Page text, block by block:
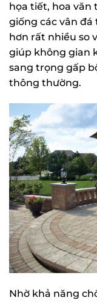
họa tiết, hoa
giống các vân
hơn rất nhiều so
giúp không gian
sang trọng gấp
thông thường.
Nhờ khả năng